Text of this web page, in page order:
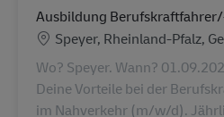
Ausbildung
Ubicación
Speyer, Rheinland-Pfalz,
Wo? Speyer. Wann?
Deine Vorteile bei der
im Nahverkehr (m/w/d).